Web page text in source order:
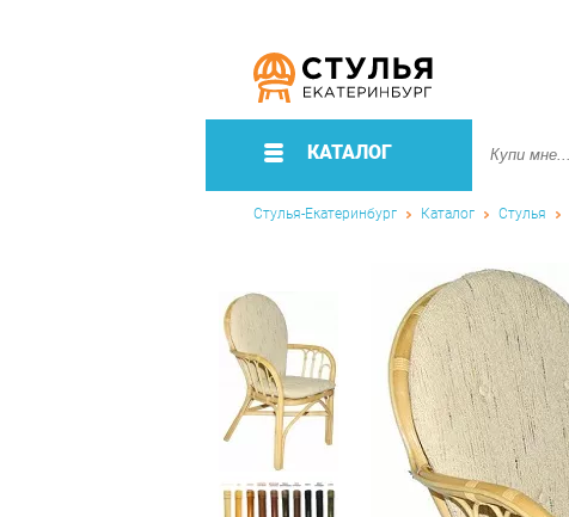
КАТАЛОГ
Стулья-Екатеринбург Каталог Стулья